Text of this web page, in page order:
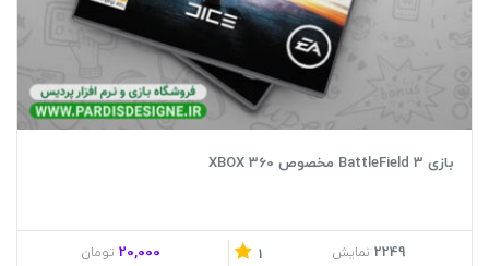
بازی BattleField 3 مخصوص XBOX 360
2249 نمایش 1
20,000 تومان